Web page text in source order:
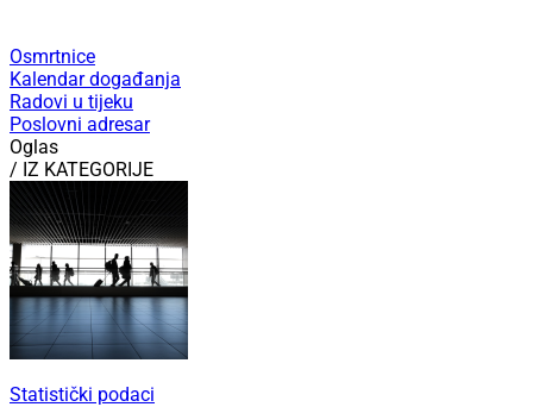
Osmrtnice
Kalendar događanja
Radovi u tijeku
Poslovni adresar
Oglas
/ IZ KATEGORIJE
Statistički podaci